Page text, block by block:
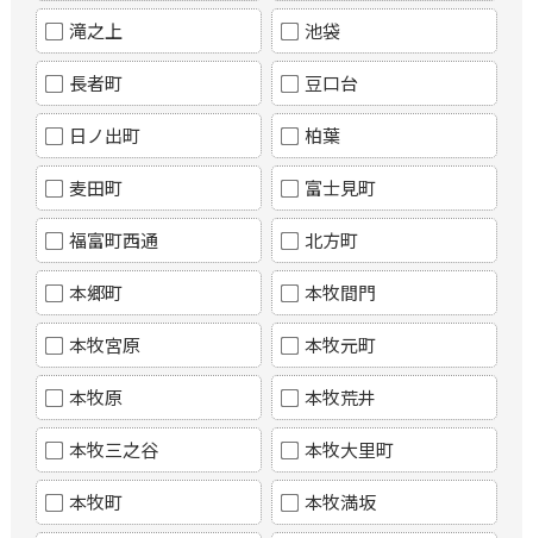
滝之上 池袋
長者町 豆口台
日ノ出町 柏葉
麦田町 富士見町
福富町西通 北方町
本郷町 本牧間門
本牧宮原 本牧元町
本牧原 本牧荒井
本牧三之谷 本牧大里町
本牧町 本牧満坂